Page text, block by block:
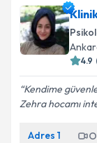
4.9
Kendime
Zehra hocamı
Adres 1